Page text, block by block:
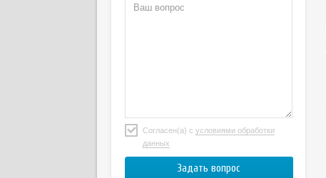
Согласен(а) с условиями обработки
данных